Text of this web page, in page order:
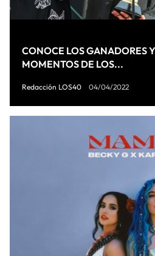
CONOCE LOS GANADORES
MOMENTOS DE LOS...
Redacción LOS40 04/04/2022